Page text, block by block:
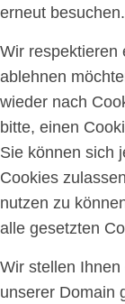
erneut besuchen.
Wir respektieren
ablehnen
wieder nach
bitte, einen
Sie können sich
Cookies
nutzen zu
alle gesetzten
Wir stellen
unserer Domain